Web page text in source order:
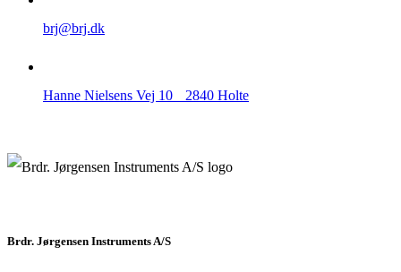
brj@brj.dk
Hanne Nielsens Vej 10 2840 Holte
Brdr. Jørgensen Instruments A/S